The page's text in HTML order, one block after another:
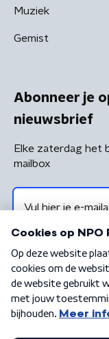
Muziek
Gemist
Abonneer je
nieuwsbrief
Elke zaterdag het
mailbox
Algemene